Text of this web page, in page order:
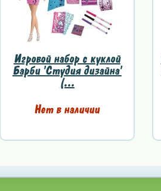
Игровой набор с куклой
Барби 'Студия дизайна'
(...
Нет в наличии